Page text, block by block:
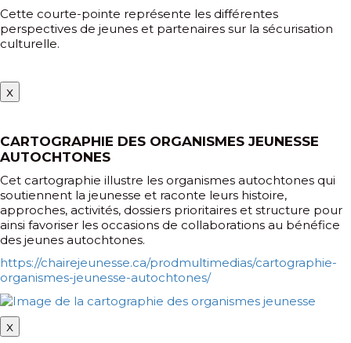
Cette courte-pointe représente les différentes
perspectives de jeunes et partenaires sur la sécurisation
culturelle.
x
CARTOGRAPHIE DES ORGANISMES JEUNESSE
AUTOCHTONES
Cet cartographie illustre les organismes autochtones qui
soutiennent la jeunesse et raconte leurs histoire,
approches, activités, dossiers prioritaires et structure pour
ainsi favoriser les occasions de collaborations au bénéfice
des jeunes autochtones.
https://chairejeunesse.ca/prodmultimedias/cartographie-
organismes-jeunesse-autochtones/
x